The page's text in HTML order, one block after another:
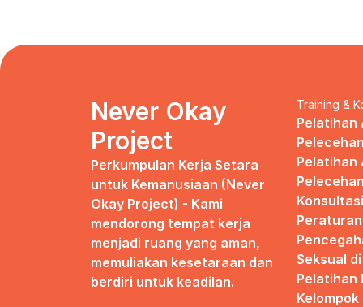
Never Okay
Project
Perkumpulan Kerja Setara
untuk Kemanusiaan (Never
Okay Project) - Kami
mendorong tempat kerja
menjadi ruang yang aman,
memuliakan kesetaraan dan
berdiri untuk keadilan.
Training &
Pelatihan
Pelatihan
Seksual
Pelatihan